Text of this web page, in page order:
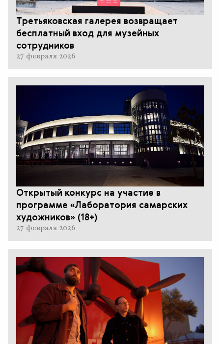
Третьяковская галерея возвращает
бесплатный вход для музейных
сотрудников
27 февраля 2026
Открытый конкурс на участие в
программе «Лаборатория самарских
художников» (18+)
27 февраля 2026